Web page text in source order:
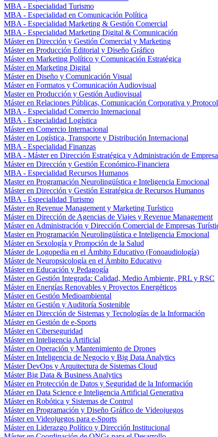
MBA - Especialidad Turismo
MBA - Especialidad en Comunicación Política
MBA - Especialidad Marketing & Gestión Comercial
MBA - Especialidad Marketing Digital & Comunicación
Máster en Dirección y Gestión Comercial y Marketing
Máster en Producción Editorial y Diseño Gráfico
Máster en Marketing Político y Comunicación Estratégica
Máster en Marketing Digital
Máster en Diseño y Comunicación Visual
Máster en Formatos y Comunicación Audiovisual
Master en Producción y Gestión Audiovisual
Máster en Relaciones Públicas, Comunicación Corporativa y
MBA - Especialidad Comercio Internacional
MBA - Especialidad Logística
Máster en Comercio Internacional
Máster en Logística, Transporte y Distribución Internacional
MBA - Especialidad Finanzas
MBA - Máster en Dirección Estratégica y Administración de
Máster en Dirección y Gestión Económico-Financiera
MBA - Especialidad Recursos Humanos
Master en Programación Neurolingüística e Inteligencia Emocional
Máster en Dirección y Gestión Estratégica de Recursos Humanos
MBA - Especialidad Turismo
Máster en Revenue Management y Marketing Turístico
Máster en Dirección de Agencias de Viajes y Revenue Management
Máster en Administración y Dirección Comercial de Empresas
Master en Programación Neurolingüística e Inteligencia Emocional
Máster en Sexología y Promoción de la Salud
Máster de Logopedia en el Ámbito Educativo (Fonoaudiología)
Máster de Neuropsicología en el Ámbito Educativo
Máster en Educación y Pedagogía
Máster en Gestión Integrada: Calidad, Medio Ambiente, PRL y RSC
Máster en Energías Renovables y Proyectos Energéticos
Máster en Gestión Medioambiental
Máster en Gestión y Auditoría Sostenible
Máster en Dirección de Sistemas y Tecnologías de la Información
Máster en Gestión de e-Sports
Máster en Ciberseguridad
Máster en Inteligencia Artificial
Máster en Operación y Mantenimiento de Drones
Máster en Inteligencia de Negocio y Big Data Analytics
Máster DevOps y Arquitectura de Sistemas Cloud
Máster Big Data & Business Analytics
Máster en Protección de Datos y Seguridad de la Información
Máster en Data Science e Inteligencia Artificial Generativa
Máster en Robótica y Sistemas de Control
Máster en Programación y Diseño Gráfico de Videojuegos
Máster en Videojuegos para e-Sports
Máster en Liderazgo Político y Dirección Institucional